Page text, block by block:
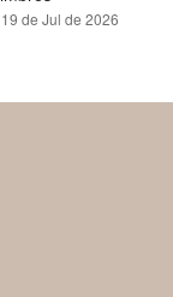
19 de Jul de 2026